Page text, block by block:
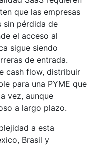
que las empresas
sin pérdida de
el acceso al
sigue siendo
de entrada.
cash flow, distribuir
para una PYME que
vez, aunque
a largo plazo.
a esta
Brasil y